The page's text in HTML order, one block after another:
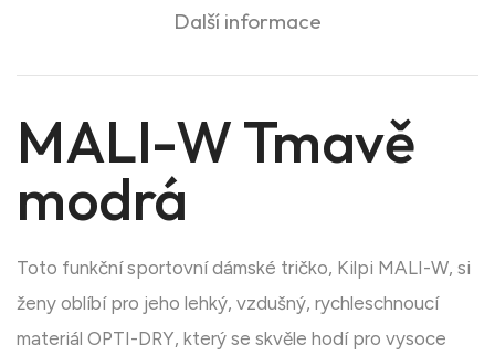
Další informace
MALI-W Tmavě
modrá
Toto funkční sportovní dámské tričko, Kilpi MALI-W, si
ženy oblíbí pro jeho lehký, vzdušný, rychleschnoucí
materiál OPTI-DRY, který se skvěle hodí pro vysoce